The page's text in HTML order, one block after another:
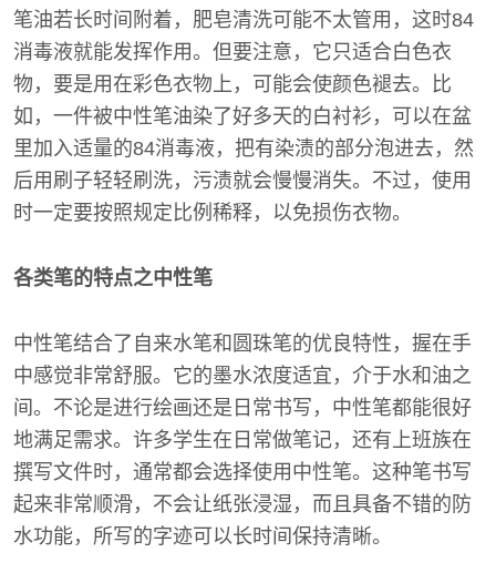
笔油若长时间附着，肥皂清洗可能不太管用，这时84
消毒液就能发挥作用。但要注意，它只适合白色衣
物，要是用在彩色衣物上，可能会使颜色褪去。比
如，一件被中性笔油染了好多天的白衬衫，可以在盆
里加入适量的84消毒液，把有染渍的部分泡进去，然
后用刷子轻轻刷洗，污渍就会慢慢消失。不过，使用
时一定要按照规定比例稀释，以免损伤衣物。
各类笔的特点之中性笔
中性笔结合了自来水笔和圆珠笔的优良特性，握在手
中感觉非常舒服。它的墨水浓度适宜，介于水和油之
间。不论是进行绘画还是日常书写，中性笔都能很好
地满足需求。许多学生在日常做笔记，还有上班族在
撰写文件时，通常都会选择使用中性笔。这种笔书写
起来非常顺滑，不会让纸张浸湿，而且具备不错的防
水功能，所写的字迹可以长时间保持清晰。